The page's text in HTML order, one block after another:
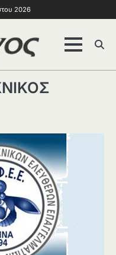
2026